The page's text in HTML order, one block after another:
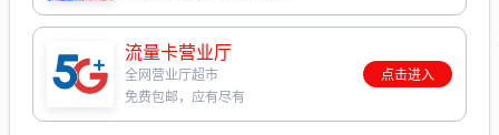
流量卡营业厅
全网营业厅超市
免费包邮，应有尽有
点击进入